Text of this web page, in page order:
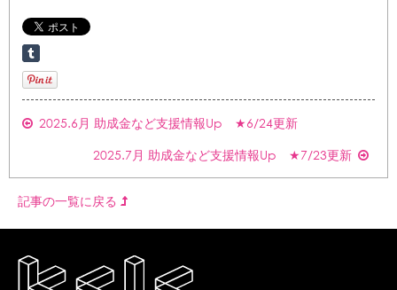
2025.6月 助成金など支援情報Up ★6/24更新
2025.7月 助成金など支援情報Up ★7/23更新
記事の一覧に戻る